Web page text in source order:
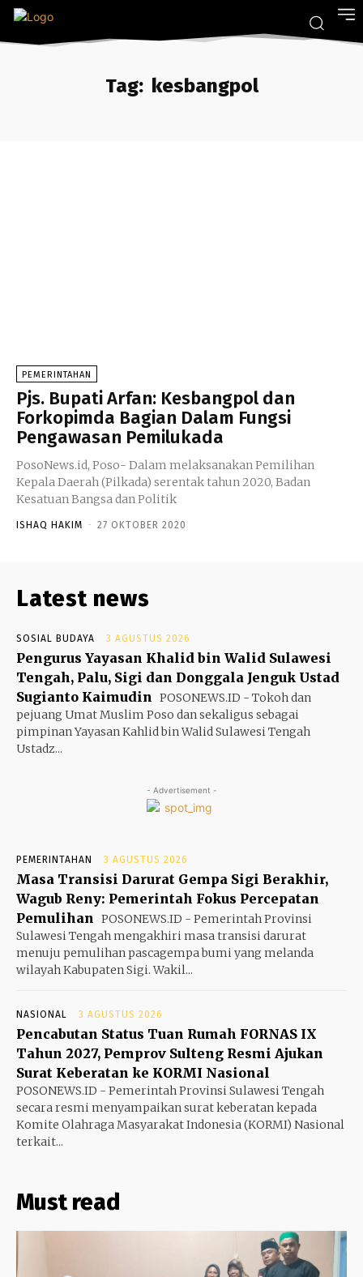
Tag: kesbangpol
PEMERINTAHAN
Pjs. Bupati Arfan: Kesbangpol dan
Forkopimda Bagian Dalam Fungsi
Pengawasan Pemilukada
PosoNews.id, Poso- Dalam melaksanakan Pemilihan
Kepala Daerah (Pilkada) serentak tahun 2020, Badan
Kesatuan Bangsa dan Politik
ISHAQ HAKIM - 27 OKTOBER 2020
Latest news
SOSIAL BUDAYA 3 AGUSTUS 2026
Pengurus Yayasan Khalid bin Walid Sulawesi
Tengah, Palu, Sigi dan Donggala Jenguk Ustad
Sugianto Kaimudin POSONEWS.ID - Tokoh dan
pejuang Umat Muslim Poso dan sekaligus sebagai
pimpinan Yayasan Kahlid bin Walid Sulawesi Tengah
Ustadz...
- Advertisement -
PEMERINTAHAN 3 AGUSTUS 2026
Masa Transisi Darurat Gempa Sigi Berakhir,
Wagub Reny: Pemerintah Fokus Percepatan
Pemulihan POSONEWS.ID - Pemerintah Provinsi
Sulawesi Tengah mengakhiri masa transisi darurat
menuju pemulihan pascagempa bumi yang melanda
wilayah Kabupaten Sigi. Wakil...
NASIONAL 3 AGUSTUS 2026
Pencabutan Status Tuan Rumah FORNAS IX
Tahun 2027, Pemprov Sulteng Resmi Ajukan
Surat Keberatan ke KORMI Nasional
POSONEWS.ID - Pemerintah Provinsi Sulawesi Tengah
secara resmi menyampaikan surat keberatan kepada
Komite Olahraga Masyarakat Indonesia (KORMI) Nasional
terkait...
Must read